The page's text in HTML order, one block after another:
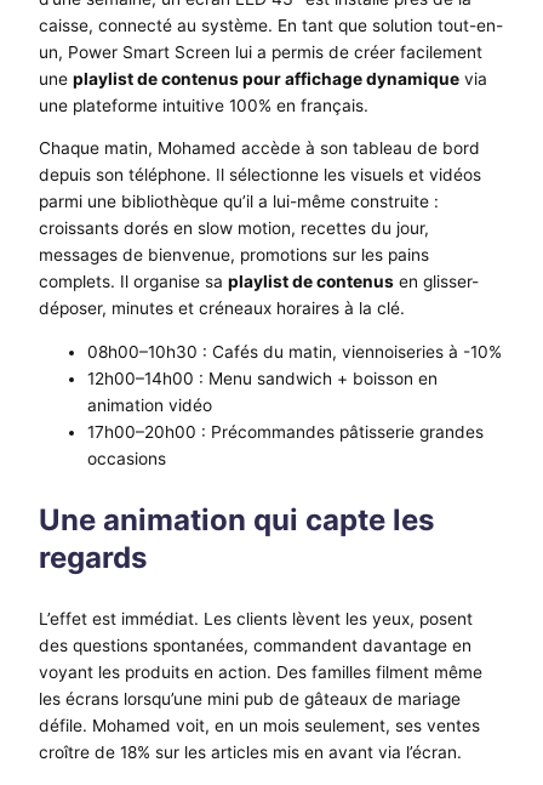
caisse, connecté au système. En tant que solution tout-en-
un, Power Smart Screen lui a permis de créer facilement
une playlist de contenus pour affichage dynamique via
une plateforme intuitive 100% en français.
Chaque matin, Mohamed accède à son tableau de bord
depuis son téléphone. Il sélectionne les visuels et vidéos
parmi une bibliothèque qu’il a lui-même construite :
croissants dorés en slow motion, recettes du jour,
messages de bienvenue, promotions sur les pains
complets. Il organise sa playlist de contenus en glisser-
déposer, minutes et créneaux horaires à la clé.
08h00–10h30 : Cafés du matin, viennoiseries à -10%
12h00–14h00 : Menu sandwich + boisson en
animation vidéo
17h00–20h00 : Précommandes pâtisserie grandes
occasions
Une animation qui capte les
regards
L’effet est immédiat. Les clients lèvent les yeux, posent
des questions spontanées, commandent davantage en
voyant les produits en action. Des familles filment même
les écrans lorsqu’une mini pub de gâteaux de mariage
défile. Mohamed voit, en un mois seulement, ses ventes
croître de 18% sur les articles mis en avant via l’écran.